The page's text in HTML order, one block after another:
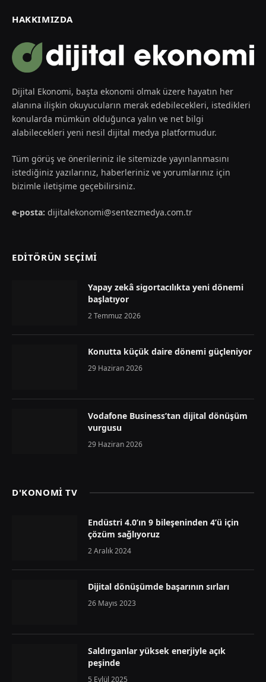
HAKKIMIZDA
Dijital Ekonomi, başta ekonomi olmak üzere hayatın her
alanına ilişkin okuyucuların merak edebilecekleri, istedikleri
konularda mümkün olduğunca yalın ve net bilgi
alabilecekleri yeni nesil dijital medya platformudur.
Tüm görüş ve önerileriniz ile sitemizde yayınlanmasını
istediğiniz yazılarınız, haberleriniz ve yorumlarınız için
bizimle iletişime geçebilirsiniz.
e-posta: dijitalekonomi@sentezmedya.com.tr
EDİTÖRÜN SEÇİMİ
Yapay zekâ sigortacılıkta yeni dönemi
başlatıyor
2 Temmuz 2026
Konutta küçük daire dönemi güçleniyor
29 Haziran 2026
Vodafone Business’tan dijital dönüşüm
vurgusu
29 Haziran 2026
D'KONOMİ TV
Endüstri 4.0’ın 9 bileşeninden 4’ü için
çözüm sağlıyoruz
2 Aralık 2024
Dijital dönüşümde başarının sırları
26 Mayıs 2023
Saldırganlar yüksek enerjiyle açık
peşinde
5 Eylül 2025